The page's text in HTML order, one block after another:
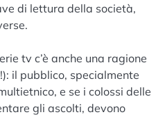
di lettura della società,
tv c’è anche una ragione
il pubblico, specialmente
e se i colossi delle
gli ascolti, devono